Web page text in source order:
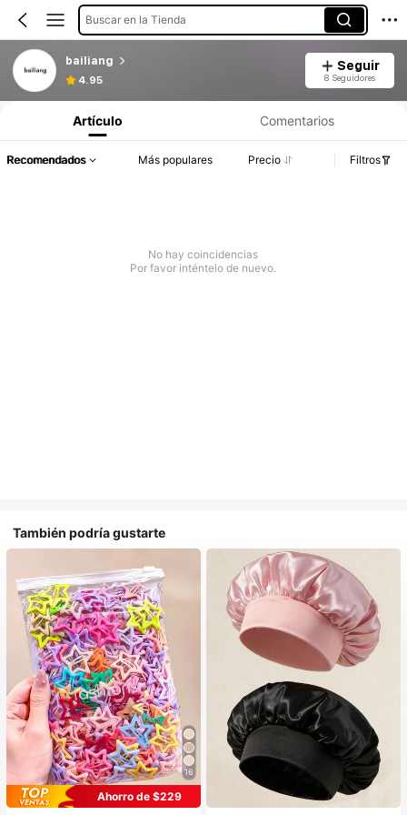
Buscar en la Tienda
bailiang
4.95
Seguir
8 Seguidores
Artículo Comentarios
Recomendados Más populares Precio Filtros
No hay coincidencias
Por favor inténtelo de nuevo.
También podría gustarte
16
Ahorro de $229